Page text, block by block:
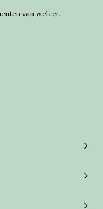
van weleer.